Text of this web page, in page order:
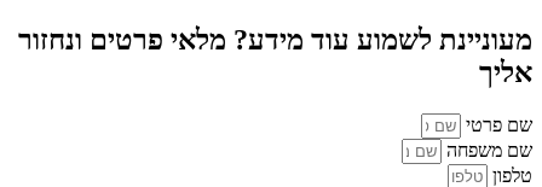
מעוניינת לשמוע עוד מידע? מלאי פרטים ונחזור
אליך
שם פרטי
שם משפחה
טלפון